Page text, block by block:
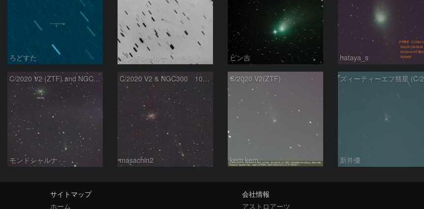
ろどすた モンドシャルナ ピン吉 hataya_s
C/2020 V2 (ZTF) and NGC300
モンドシャルナ
C/2020 V2 & NGC300 10/15
masachin2
C/2020 V2(ZTF)
kem.kem 新井優
サイトマップ
ホーム
会社情報
アストロアーツ